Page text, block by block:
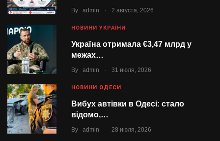
By admin . 2 августа, 2026
НОВИНИ УКРАЇНИ
Україна отримала €3,47 млрд у
межах…
By admin . 31 июля, 2026
НОВИНИ ОДЕСИ
Вибух автівки в Одесі: стало
відомо,…
By admin . 28 июля, 2026